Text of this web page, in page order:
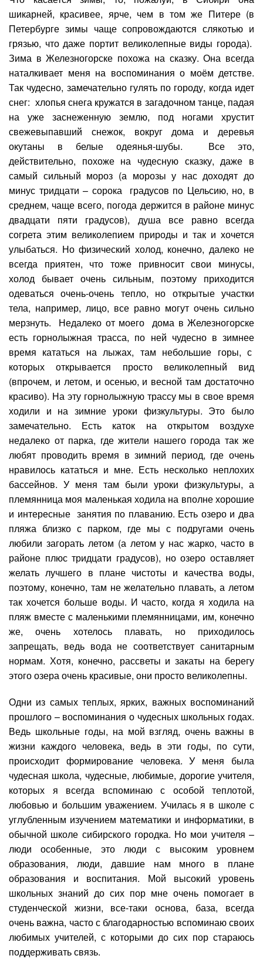
шикарней, красивее, ярче, чем в том же Питере (в
Петербурге зимы чаще сопровождаются слякотью и
грязью, что даже портит великолепные виды города).
Зима в Железногорске похожа на сказку. Она всегда
наталкивает меня на воспоминания о моём детстве.
Так чудесно, замечательно гулять по городу, когда идет
снег: хлопья снега кружатся в загадочном танце, падая
на уже заснеженную землю, под ногами хрустит
свежевыпавший снежок, вокруг дома и деревья
окутаны в белые одеянья-шубы. Все это,
действительно, похоже на чудесную сказку, даже в
самый сильный мороз (а морозы у нас доходят до
минус тридцати – сорока градусов по Цельсию, но, в
среднем, чаще всего, погода держится в районе минус
двадцати пяти градусов), душа все равно всегда
согрета этим великолепием природы и так и хочется
улыбаться. Но физический холод, конечно, далеко не
всегда приятен, что тоже привносит свои минусы,
холод бывает очень сильным, поэтому приходится
одеваться очень-очень тепло, но открытые участки
тела, например, лицо, все равно могут очень сильно
мерзнуть. Недалеко от моего дома в Железногорске
есть горнолыжная трасса, по ней чудесно в зимнее
время кататься на лыжах, там небольшие горы, с
которых открывается просто великолепный вид
(впрочем, и летом, и осенью, и весной там достаточно
красиво). На эту горнолыжную трассу мы в свое время
ходили и на зимние уроки физкультуры. Это было
замечательно. Есть каток на открытом воздухе
недалеко от парка, где жители нашего города так же
любят проводить время в зимний период, где очень
нравилось кататься и мне. Есть несколько неплохих
бассейнов. У меня там были уроки физкультуры, а
племянница моя маленькая ходила на вполне хорошие
и интересные занятия по плаванию. Есть озеро и два
пляжа близко с парком, где мы с подругами очень
любили загорать летом (а летом у нас жарко, часто в
районе плюс тридцати градусов), но озеро оставляет
желать лучшего в плане чистоты и качества воды,
поэтому, конечно, там не желательно плавать, а летом
так хочется больше воды. И часто, когда я ходила на
пляж вместе с маленькими племянницами, им, конечно
же, очень хотелось плавать, но приходилось
запрещать, ведь вода не соответствует санитарным
нормам. Хотя, конечно, рассветы и закаты на берегу
этого озера очень красивые, они просто великолепны.
Одни из самых теплых, ярких, важных воспоминаний
прошлого – воспоминания о чудесных школьных годах.
Ведь школьные годы, на мой взгляд, очень важны в
жизни каждого человека, ведь в эти годы, по сути,
происходит формирование человека. У меня была
чудесная школа, чудесные, любимые, дорогие учителя,
которых я всегда вспоминаю с особой теплотой,
любовью и большим уважением. Училась я в школе с
углубленным изучением математики и информатики, в
обычной школе сибирского городка. Но мои учителя –
люди особенные, это люди с высоким уровнем
образования, люди, давшие нам много в плане
образования и воспитания. Мой высокий уровень
школьных знаний до сих пор мне очень помогает в
студенческой жизни, все-таки основа, база, всегда
очень важна, часто с благодарностью вспоминаю своих
любимых учителей, с которыми до сих пор стараюсь
поддерживать связь.